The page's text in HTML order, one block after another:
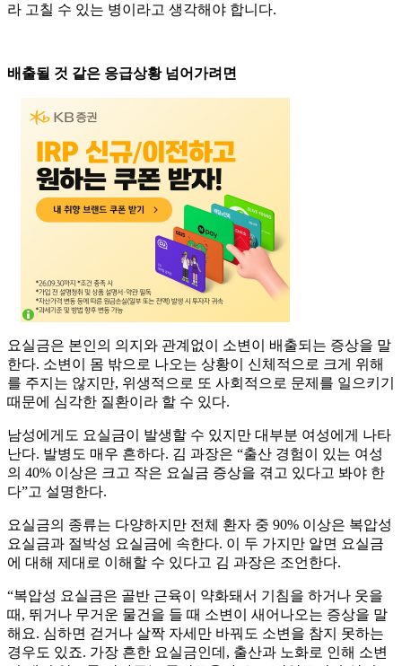
라 고칠 수 있는 병이라고 생각해야 합니다.
배출될 것 같은 응급상황 넘어가려면
요실금은 본인의 의지와 관계없이 소변이 배출되는 증상을 말
한다. 소변이 몸 밖으로 나오는 상황이 신체적으로 크게 위해
를 주지는 않지만, 위생적으로 또 사회적으로 문제를 일으키기
때문에 심각한 질환이라 할 수 있다.
남성에게도 요실금이 발생할 수 있지만 대부분 여성에게 나타
난다. 발병도 매우 흔하다. 김 과장은 “출산 경험이 있는 여성
의 40% 이상은 크고 작은 요실금 증상을 겪고 있다고 봐야 한
다”고 설명한다.
요실금의 종류는 다양하지만 전체 환자 중 90% 이상은 복압성
요실금과 절박성 요실금에 속한다. 이 두 가지만 알면 요실금
에 대해 제대로 이해할 수 있다고 김 과장은 조언한다.
“복압성 요실금은 골반 근육이 약화돼서 기침을 하거나 웃을
때, 뛰거나 무거운 물건을 들 때 소변이 새어나오는 증상을 말
해요. 심하면 걷거나 살짝 자세만 바꿔도 소변을 참지 못하는
경우도 있죠. 가장 흔한 요실금인데, 출산과 노화로 인해 소변